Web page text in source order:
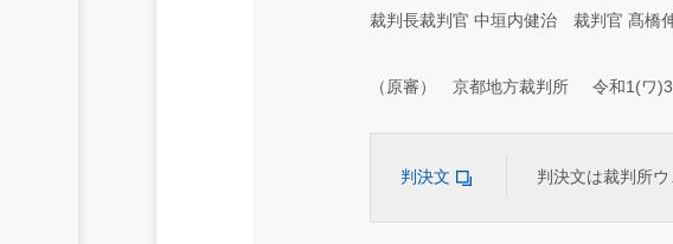
裁判長裁判官 中垣内健治 裁判官 髙橋
（原審） 京都地方裁判所 令和1(ワ
判決文 判決文は裁判所ウ